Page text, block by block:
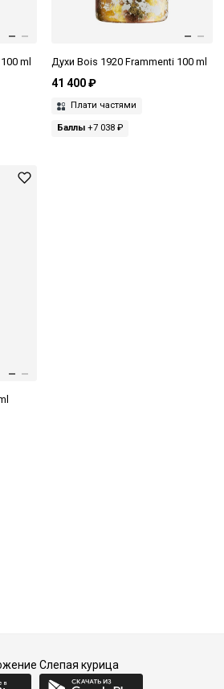
ml Духи Bois 1920 Frammenti 100 ml
41 400 ₽
Плати частями
Баллы+7 038 ₽
Слепая курица